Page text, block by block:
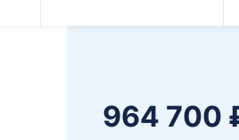
964 700